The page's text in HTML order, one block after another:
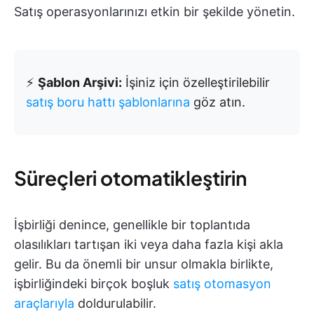
Satış operasyonlarınızı etkin bir şekilde yönetin.
⚡️ Şablon Arşivi: İşiniz için özelleştirilebilir
satış boru hattı şablonlarına göz atın.
Süreçleri otomatikleştirin
İşbirliği denince, genellikle bir toplantıda
olasılıkları tartışan iki veya daha fazla kişi akla
gelir. Bu da önemli bir unsur olmakla birlikte,
işbirliğindeki birçok boşluk satış otomasyon
araçlarıyla doldurulabilir.